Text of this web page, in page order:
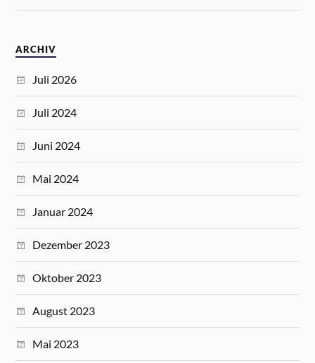
ARCHIV
Juli 2026
Juli 2024
Juni 2024
Mai 2024
Januar 2024
Dezember 2023
Oktober 2023
August 2023
Mai 2023